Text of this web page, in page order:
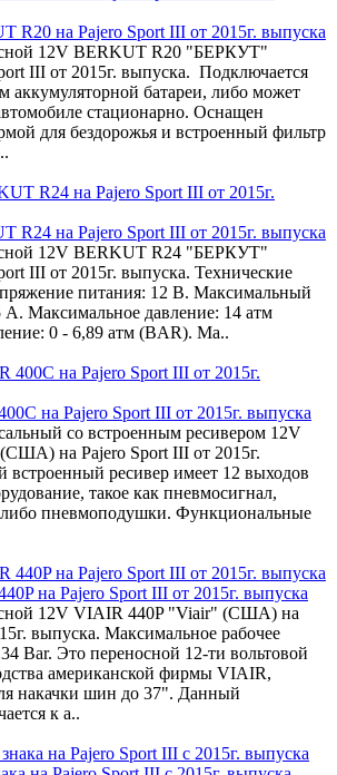
R20 на Pajero Sport III от 2015г. выпуска
12V BERKUT R20 "БЕРКУТ"
III от 2015г. выпуска. Подключается
аккумуляторной батареи, либо может
стационарно. Оснащен
для бездорожья и встроенный фильтр
R24 на Pajero Sport III от 2015г. выпуска
12V BERKUT R24 "БЕРКУТ"
III от 2015г. выпуска. Технические
питания: 12 В. Максимальный
A. Максимальное давление: 14 атм
0 - 6,89 атм (BAR). Ма..
на Pajero Sport III от 2015г. выпуска
со встроенным ресивером 12V
на Pajero Sport III от 2015г.
встроенный ресивер имеет 12 выходов
такое как пневмосигнал,
пневмоподушки. Функциональные
на Pajero Sport III от 2015г. выпуска
12V VIAIR 440P "Viair" (США) на
выпуска. Максимальное рабочее
Bar. Это переносной 12-ти вольтовой
американской фирмы VIAIR,
накачки шин до 37". Данный
к а..